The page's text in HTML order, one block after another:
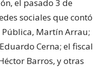
el pasado 3 de
sociales que contó
Martín Arrau;
Cerna; el fiscal
Barros, y otras